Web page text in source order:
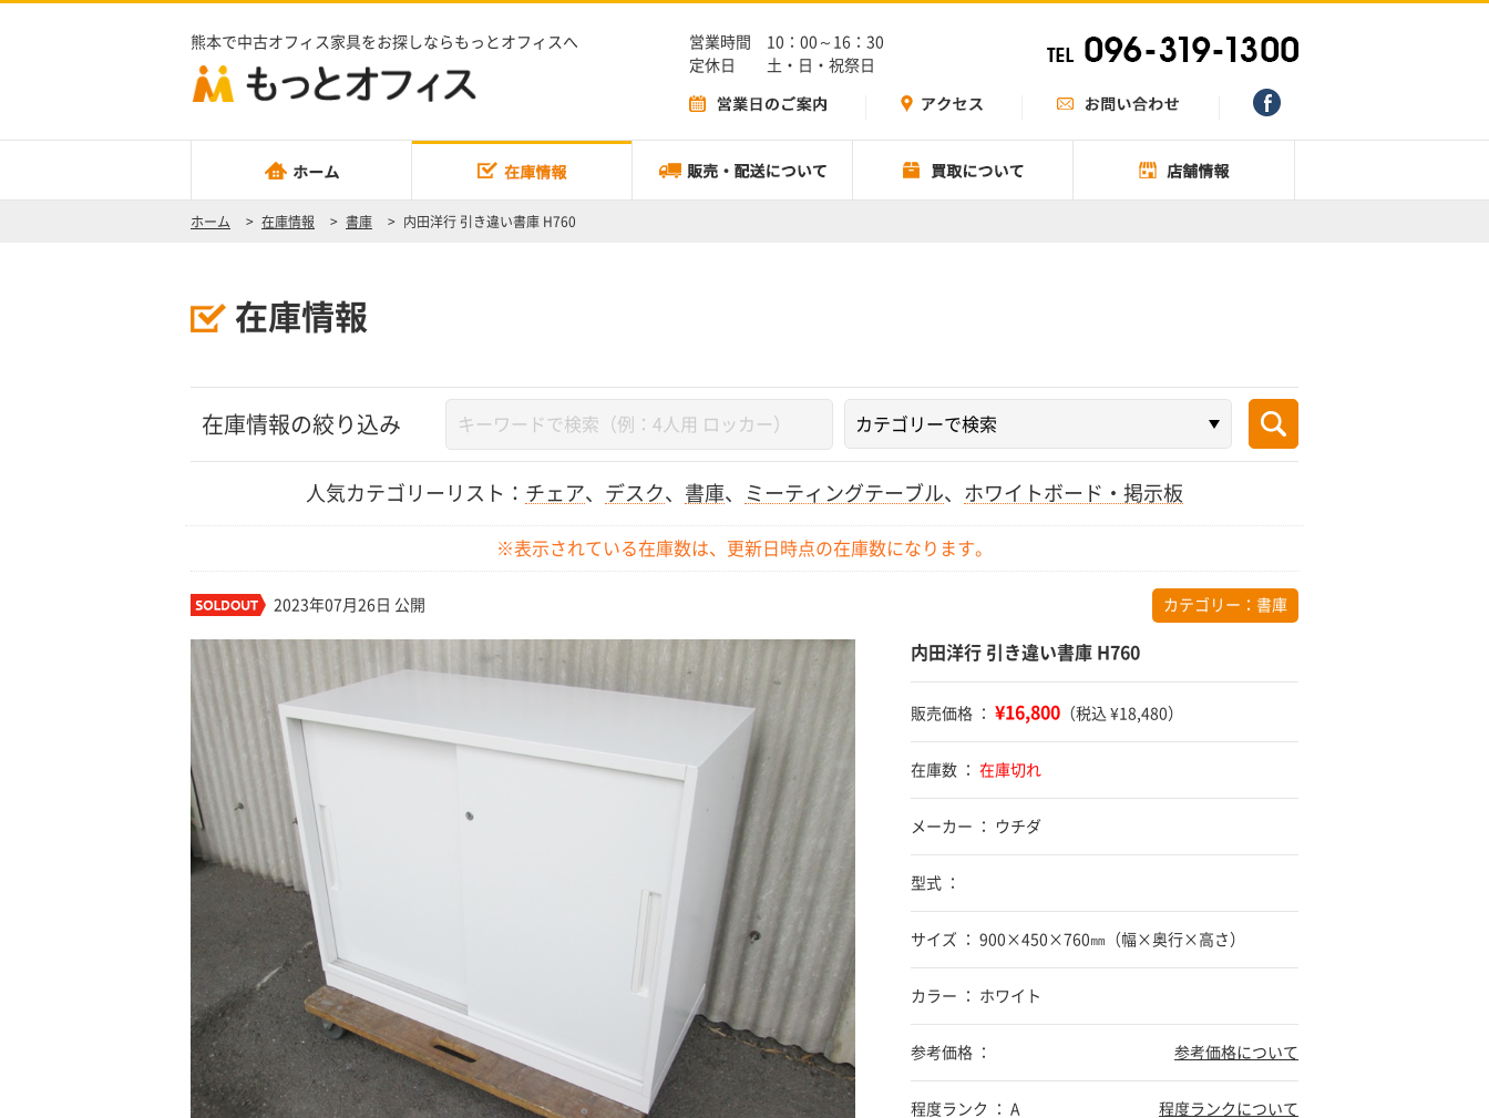
熊本で中古オフィス家具をお探しならもっとオフィスへ
営業時間 10：00～16：30
定休日 土・日・祝祭日
ホーム > 在庫情報 > 書庫 > 内田洋行 引き違い書庫 H760
在庫情報
在庫情報の絞り込み
人気カテゴリーリスト： チェア、 デスク、 書庫、 ミーティングテーブル、 ホワイトボード・掲示板
※表示されている在庫数は、更新日時点の在庫数になります。
2023年07月26日 公開 カテゴリー： 書庫
内田洋行 引き違い書庫 H760
販売価格 ： ¥16,800 （税込 ¥18,480）
在庫数 ： 在庫切れ
メーカー ： ウチダ
型式 ：
サイズ ： 900×450×760㎜（幅×奥行×高さ）
カラー ： ホワイト
参考価格 ： 参考価格について
程度ランク ： A 程度ランクについて